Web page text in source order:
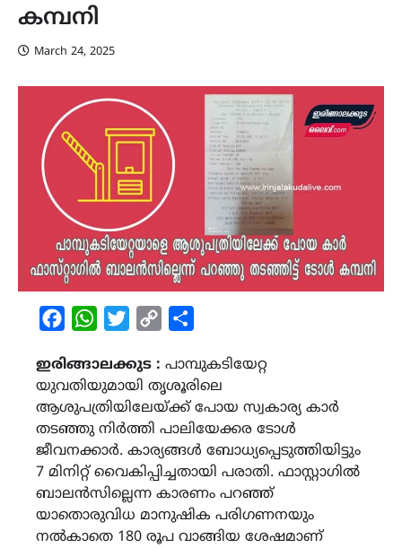
കമ്പനി
March 24, 2025
FacebookWhatsAppTwitterCopy
ഇരിങ്ങാലക്കുട : പാമ്പുകടിയേറ്റ
യുവതിയുമായി തൃശൂരിലെ
ആശുപത്രിയിലേയ്ക്ക് പോയ സ്വകാര്യ കാർ
തടഞ്ഞു നിർത്തി പാലിയേക്കര ടോൾ
ജീവനക്കാർ. കാര്യങ്ങൾ ബോധ്യപ്പെടുത്തിയിട്ടും
7 മിനിറ്റ് വൈകിപ്പിച്ചതായി പരാതി. ഫാസ്റ്റാഗിൽ
ബാലൻസില്ലെന്ന കാരണം പറഞ്ഞ്
യാതൊരുവിധ മാനുഷിക പരിഗണനയും
നൽകാതെ 180 രൂപ വാങ്ങിയ ശേഷമാണ്